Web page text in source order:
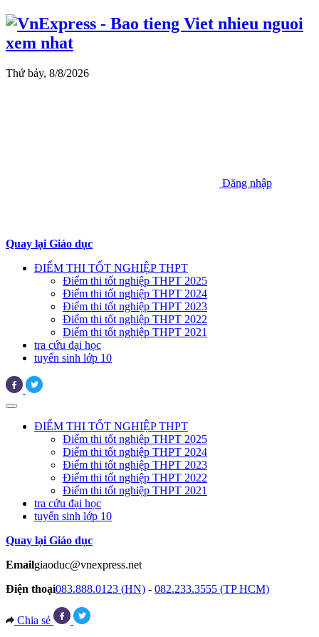
Thứ bảy, 8/8/2026
Đăng nhập
Quay lại Giáo dục
ĐIỂM THI TỐT NGHIỆP THPT
Điểm thi tốt nghiệp THPT 2025
Điểm thi tốt nghiệp THPT 2024
Điểm thi tốt nghiệp THPT 2023
Điểm thi tốt nghiệp THPT 2022
Điểm thi tốt nghiệp THPT 2021
tra cứu đại học
tuyển sinh lớp 10
ĐIỂM THI TỐT NGHIỆP THPT
Điểm thi tốt nghiệp THPT 2025
Điểm thi tốt nghiệp THPT 2024
Điểm thi tốt nghiệp THPT 2023
Điểm thi tốt nghiệp THPT 2022
Điểm thi tốt nghiệp THPT 2021
tra cứu đại học
tuyển sinh lớp 10
Quay lại Giáo dục
Emailgiaoduc@vnexpress.net
Điện thoại083.888.0123 (HN) - 082.233.3555 (TP HCM)
Chia sẻ